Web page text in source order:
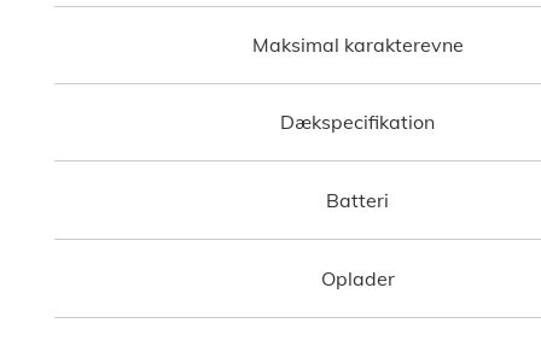
Maksimal karakterevne
Dækspecifikation
Batteri
Oplader